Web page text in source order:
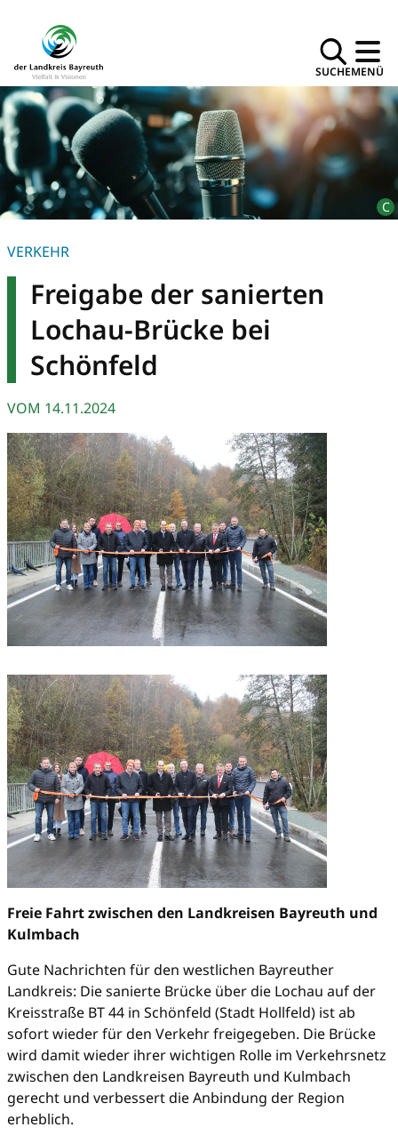
SUCHEMENÜ
VERKEHR
Freigabe der sanierten
Lochau-Brücke bei
Schönfeld
VOM 14.11.2024
Freie Fahrt zwischen den Landkreisen Bayreuth und
Kulmbach
Gute Nachrichten für den westlichen Bayreuther
Landkreis: Die sanierte Brücke über die Lochau auf der
Kreisstraße BT 44 in Schönfeld (Stadt Hollfeld) ist ab
sofort wieder für den Verkehr freigegeben. Die Brücke
wird damit wieder ihrer wichtigen Rolle im Verkehrsnetz
zwischen den Landkreisen Bayreuth und Kulmbach
gerecht und verbessert die Anbindung der Region
erheblich.